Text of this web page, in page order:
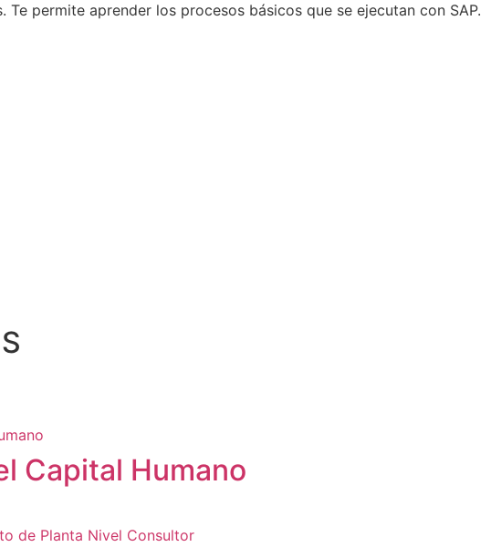
Te permite aprender los procesos básicos que se ejecutan con SAP.
Capital Humano